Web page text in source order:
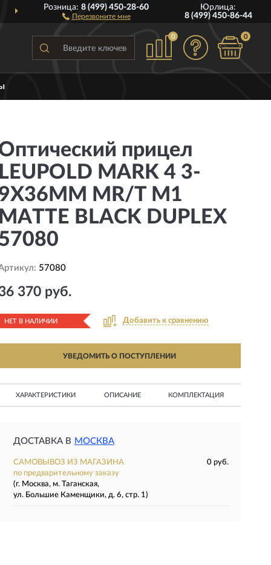
ДОСТАВИМ ПО ВСЕЙ РОССИИ
Розница:8 (499) 450-28-60
Перезвоните мне
Юрлица:
8 (499) 450-86-44
0 0
прицел
MARK 4 3-
MR/T M1
BLACK DUPLEX
57080
370 руб.
НЕТ В НАЛИЧИИ Добавить к сравнению
УВЕДОМИТЬ О ПОСТУПЛЕНИИ
ХАРАКТЕРИСТИКИ ОПИСАНИЕ КОМПЛЕКТАЦИЯ
ДОСТАВКА В МОСКВА
САМОВЫВОЗ ИЗ МАГАЗИНА
0 руб.
по предварительному заказу
(г. Москва, м. Таганская,
ул. Большие Каменщики, д. 6, стр. 1)